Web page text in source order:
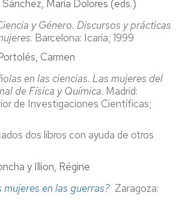
María Dolores (eds.)
y Género. Discursos y prácticas
. Barcelona: Icaria; 1999
Carmen
en las ciencias. Las mujeres del
de Física y Química. Madrid:
de Investigaciones Científicas;
dos libros con ayuda de otros
y Illion, Régine
mujeres en las guerras? Zaragoza: